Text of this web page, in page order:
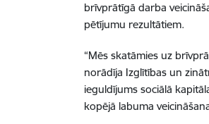
brīvprātīgā darba
pētījumu rezultātiem.
“Mēs skatāmies uz
norādīja Izglītības un
ieguldījums sociālā
kopējā labuma